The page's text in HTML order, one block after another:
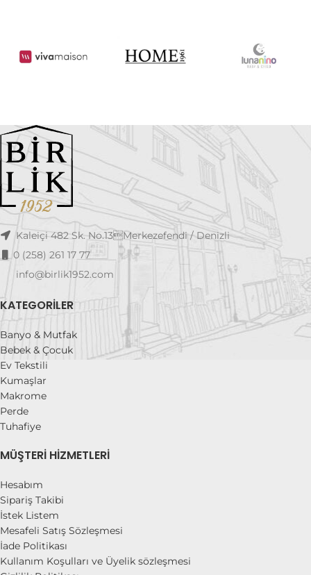
Kaleiçi 482 Sk. No.13Merkezefendi / Denizli
0 (258) 261 17 77
info@birlik1952.com
KATEGORILER
Banyo & Mutfak
Bebek & Çocuk
Ev Tekstili
Kumaşlar
Makrome
Perde
Tuhafiye
MÜŞTERI HIZMETLERI
Hesabım
Sipariş Takibi
İstek Listem
Mesafeli Satış Sözleşmesi
İade Politikası
Kullanım Koşulları ve Üyelik sözleşmesi